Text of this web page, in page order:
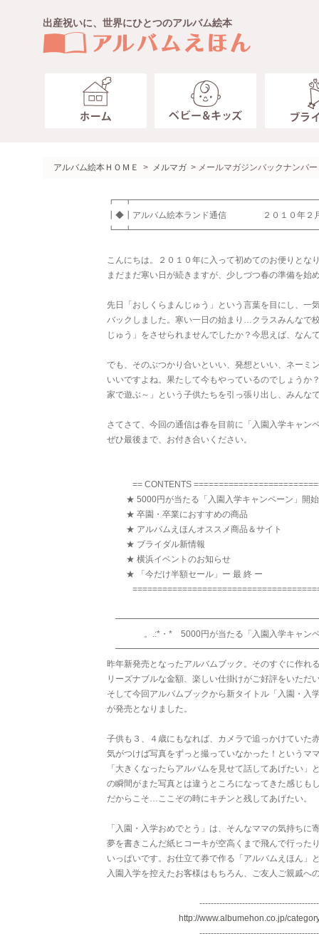
出産祝いに、世界にひとつのアルバム絵本
ベビー キッズ
ベビー
ご出産おめでとうの絵本＜アル
１～２才のバースディ＜お仕立
ブライダル
製本タイプ
額タイプ
ペット
趣味・その他
ジャケットアルバム
ありがとうの本・趣味の本
わたしたち
お客様のこえ
コラム
ガイド
送料・お支払いについて
ラッピングのご案内
仕上がり納期
アルバム絵本ＨＯＭＥ > メルマガ > メールマガジンバックナンバー
┃◆┃アルバム絵本ランド通信 ２０１０年２
こんにちは。２０１０年に入って初めてのお便りとな
まだまだ寒い日が続きますが、少しづつ春の準備を始
先日「おしくらまんじゅう」という言葉を目にし、一
バックしました。寒い一日の始まり…クラスみんなで
じゅう」をさせられませんでしたか？今思えば、なん
でも、そのぶつかり合いといい、発想といい、ネーミ
いいですよね。果たして今もやっているのでしょうか
家で遊ぶ～」という子供たちを引っ張り出し、みんな
さてさて、今回の通信は春を目前に「入園入学キャン
ぜひ最後まで、お付き合いください。
== CONTENTS
★ 5000円が当たる「入園入学キャンペーン」開
★ 卒園・卒業におすすめの商品
★ アルバムえほんオススメ商品＆サイト
★ ブライダル新情報
★ 横浜イベントのお知らせ
★ 「今だけ半額セール」ー 最 終 ー
。.:*・* 5000円が当たる「入園入学キャン
昨年新発売となったアルバムブック。そのすぐに作れ
リーズナブルな金額、楽しい仕掛けがご好評をいただ
そして今回アルバムブックから新タイトル「入園・入
が発売となりました。
子供も３、４歳にもなれば、カメラで追っかけていた
気がつけば写真をずっと撮っていなかった！というマ
「大きくなったらアルバムを見せて話してあげたい」
の瞬間がまた写真とは違うところになってきた感じも
だからこそ…ここぞの時にキチンと残してあげたい。
「入園・入学おめでとう」は、そんなママの気持ちに
夢を書きこんだ紙ヒコーキが空高くまで飛んで行った
いっぱいです。お仕立て券で作る「アルバムえほん」
入園入学を控えたお客様はもちろん、ご友人ご親戚へ
http://www.albumehon.co.jp/